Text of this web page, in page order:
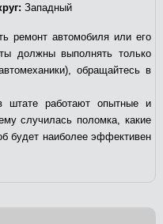
Западный
ремонт автомобиля или его
должны выполнять только
обращайтесь в
штате работают опытные и
случилась поломка, какие
будет наиболее эффективен